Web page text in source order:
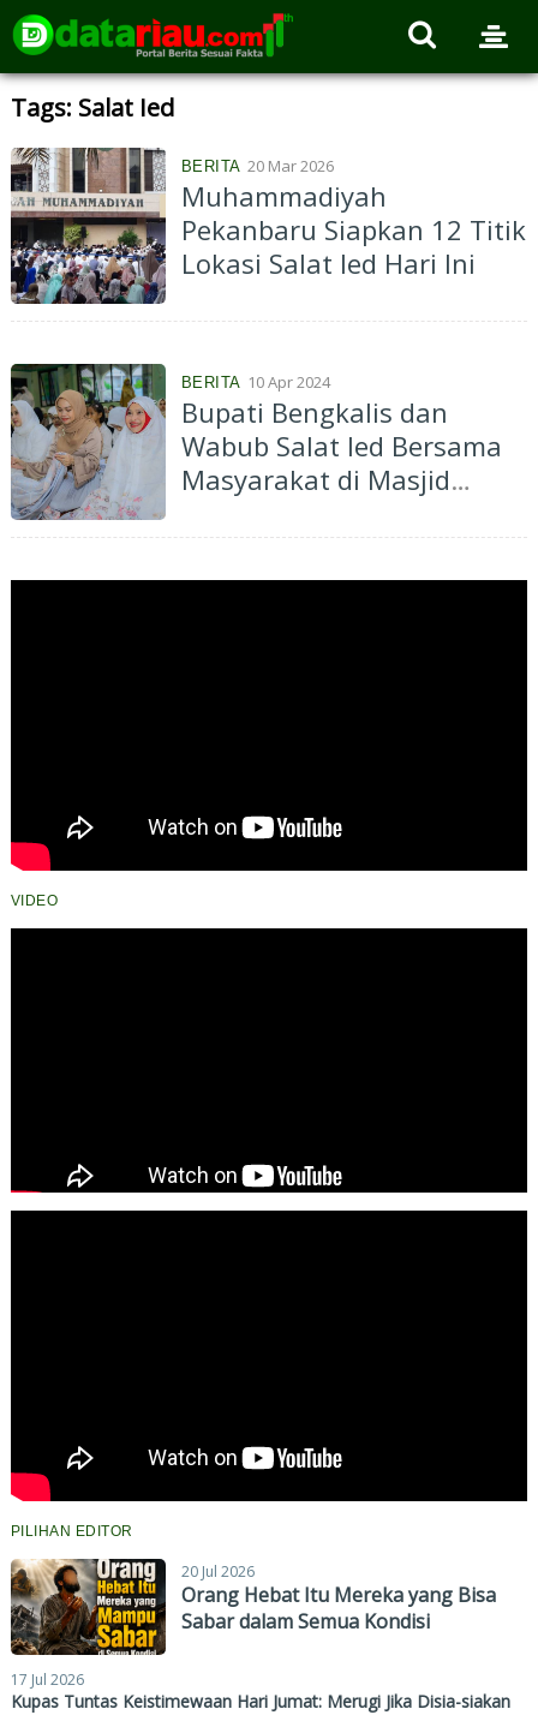
Tags: Salat Ied
BERITA 20 Mar 2026
Muhammadiyah
Pekanbaru Siapkan 12 Titik
Lokasi Salat Ied Hari Ini
BERITA 10 Apr 2024
Bupati Bengkalis dan
Wabub Salat Ied Bersama
Masyarakat di Masjid
VIDEO
PILIHAN EDITOR
20 Jul 2026
Orang Hebat Itu Mereka yang Bisa
Sabar dalam Semua Kondisi
17 Jul 2026
Kupas Tuntas Keistimewaan Hari Jumat: Merugi Jika Disia-siakan